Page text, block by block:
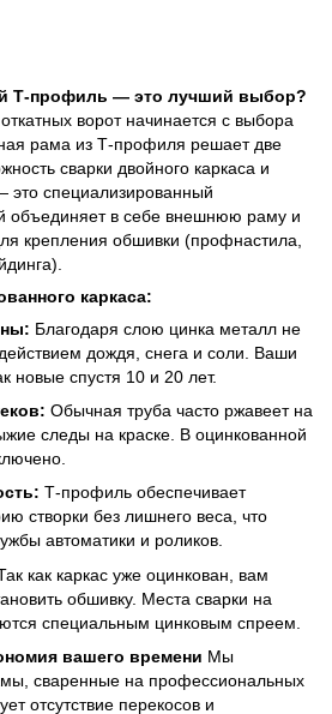
Т-профиль — это лучший выбор?
ворот начинается с выбора
рама из Т-профиля решает две
сварки двойного каркаса и
специализированный
объединяет в себе внешнюю раму и
крепления обшивки (профнастила,
каркаса:
Благодаря слою цинка металл не
дождя, снега и соли. Ваши
новые спустя 10 и 20 лет.
Обычная труба часто ржавеет на
следы на краске. В оцинкованной
Т-профиль обеспечивает
створки без лишнего веса, что
автоматики и роликов.
как каркас уже оцинкован, вам
обшивку. Места сварки на
специальным цинковым спреем.
вашего времени Мы
сваренные на профессиональных
отсутствие перекосов и